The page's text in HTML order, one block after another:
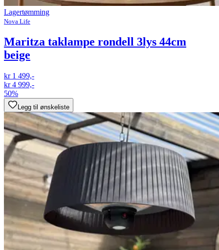
Lagertømming
Nova Life
Maritza taklampe rondell 3lys 44cm
beige
kr 1 499,-
kr 4 999,-
50%
Legg til ønskeliste